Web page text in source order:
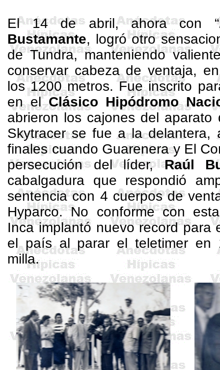
El 14 de abril, ahora con “
Bustamante, logró otro
de Tundra, manteniendo
conservar cabeza de ventaja,
los1200 metros. Fue inscrito
en elClásico Hipódromo
abrieron los cajones del
Skytracerse fue a la delantera,
finales cuando Guareneray El
persecución del líder,Raúl
cabalgadura que respondió
sentencia con 4 cuerpos de
Hyparco. No conforme con
Inca implantó nuevo record para
el país al parar el teletimer en
milla.